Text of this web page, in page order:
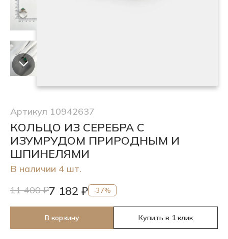
Артикул 10942637
КОЛЬЦО ИЗ СЕРЕБРА С
ИЗУМРУДОМ ПРИРОДНЫМ И
ШПИНЕЛЯМИ
В наличии 4 шт.
11 400 ₽7 182 ₽ -37%
В корзину Купить в 1 клик